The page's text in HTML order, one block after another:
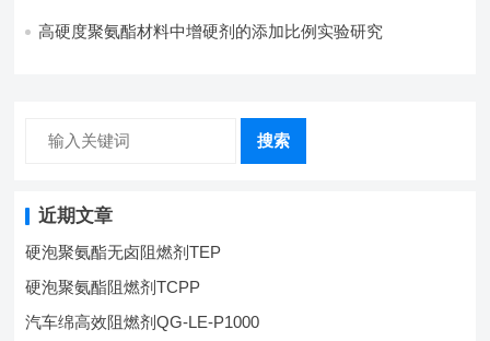
高硬度聚氨酯材料中增硬剂的添加比例实验研究
搜索
近期文章
硬泡聚氨酯无卤阻燃剂TEP
硬泡聚氨酯阻燃剂TCPP
汽车绵高效阻燃剂QG-LE-P1000